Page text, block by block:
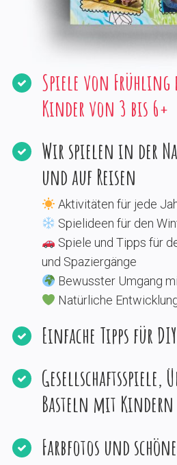
Spiele von
Kinder von 3 bis 6+
Wir spielen in der
und auf Reisen
Aktivitäten für jede
Spielideen für den
Spiele und Tipps für
und Spaziergänge
Bewusster Umgang
Natürliche
Einfache Tipps für
Gesellschaftsspiele,
Basteln mit Kindern
Farbfotos und